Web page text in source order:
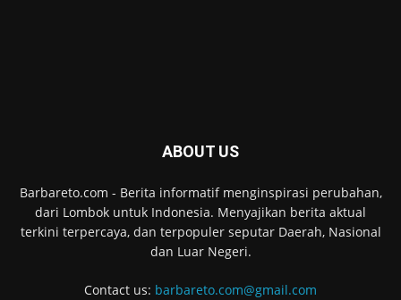
ABOUT US
Barbareto.com - Berita informatif menginspirasi perubahan,
dari Lombok untuk Indonesia. Menyajikan berita aktual
terkini terpercaya, dan terpopuler seputar Daerah, Nasional
dan Luar Negeri.
Contact us: barbareto.com@gmail.com